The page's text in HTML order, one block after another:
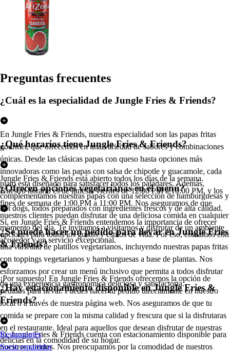
Preguntas frecuentes
¿Cuál es la especialidad de Jungle Fries & Friends?
En Jungle Fries & Friends, nuestra especialidad son las papas fritas
gourmet, que ofrecemos en una variedad de sabores y combinaciones
únicas. Desde las clásicas papas con queso hasta opciones más
innovadoras como las papas con salsa de chipotle y guacamole, cada
plato está diseñado para satisfacer todos los paladares. Además,
complementamos nuestras papas con una selección de hamburguesas y
hot dogs, todos preparados con ingredientes frescos y de alta calidad.
¿Qué horarios tiene Jungle Fries & Friends?
Jungle Fries & Friends está abierto todos los días de la semana.
Nuestro horario es de lunes a viernes de 12:00 PM a 10:00 PM, y los
fines de semana de 1:00 PM a 11:00 PM. Nos aseguramos de que
nuestros clientes puedan disfrutar de una deliciosa comida en cualquier
momento del día. Te invitamos a visitarnos y disfrutar de un ambiente
acogedor y un servicio excepcional.
¿Ofrecen opciones vegetarianas en el menú?
Sí, en Jungle Fries & Friends entendemos la importancia de ofrecer
opciones para todos los gustos y estilos de vida. Por eso, contamos con
una variedad de platillos vegetarianos, incluyendo nuestras papas fritas
con toppings vegetarianos y hamburguesas a base de plantas. Nos
esforzamos por crear un menú inclusivo que permita a todos disfrutar
de una experiencia gastronómica deliciosa y satisfactoria.
¿Se puede hacer un pedido para llevar en Jungle Fries
& Friends?
¡Por supuesto! En Jungle Fries & Friends ofrecemos la opción de
pedidos para llevar. Puedes hacer tu pedido directamente en nuestro
local o a través de nuestra página web. Nos aseguramos de que tu
comida se prepare con la misma calidad y frescura que si la disfrutaras
en el restaurante. Ideal para aquellos que desean disfrutar de nuestras
delicias en la comodidad de su hogar.
¿Hay estacionamiento disponible en Jungle Fries &
Friends?
Sí, Jungle Fries & Friends cuenta con estacionamiento disponible para
nuestros clientes. Nos preocupamos por la comodidad de nuestros
Restaurantes
Socio repartidor